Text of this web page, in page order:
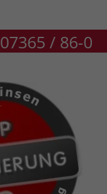
07365 / 86-0